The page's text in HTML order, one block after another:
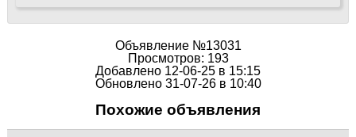
Объявление №13031
Просмотров: 193
Добавлено 12-06-25 в 15:15
Обновлено 31-07-26 в 10:40
Похожие объявления